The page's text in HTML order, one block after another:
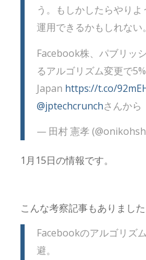
う。もしかしたらやり
運用できるかもしれない。
Facebook株、パブリッ
るアルゴリズム変更で
Japan https://t.co/
@jptechcrunchさんから
— 田村 憲孝
1月15日の情報です。
こんな考察記事もありました
Facebookのアルゴリズ
避。